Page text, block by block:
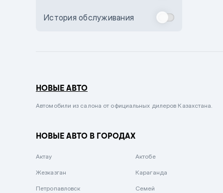
Комбинированный
Сиреневый металлик
Вишневый
История обслуживания
НОВЫЕ АВТО
Автомобили из салона от официальных дилеров Казахстана.
НОВЫЕ АВТО В ГОРОДАХ
Актау Актобе
Жезказган Караганда
Петропавловск Семей